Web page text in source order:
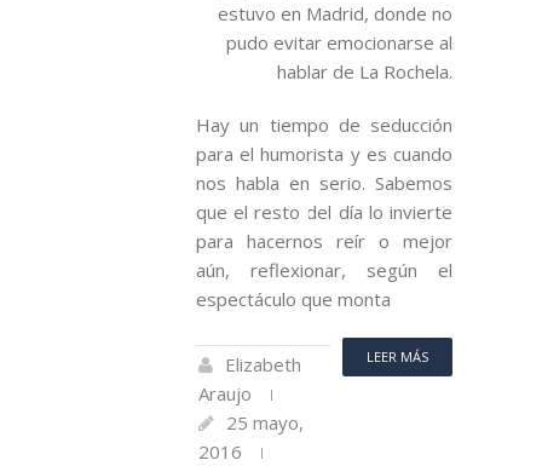
estuvo en Madrid, donde no
pudo evitar emocionarse al
hablar de La Rochela.
Hay un tiempo de seducción
para el humorista y es cuando
nos habla en serio. Sabemos
que el resto del día lo invierte
para hacernos reír o mejor
aún, reflexionar, según el
espectáculo que monta
LEER MÁS
Elizabeth
Araujo
25 mayo,
2016